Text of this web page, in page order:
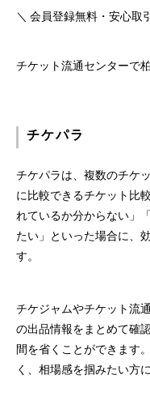
＼ 会員登録無料・安心取
チケット流通センターで
チケパラ
チケパラは、複数のチケ
に比較できるチケット比
れているか分からない」
たい」といった場合に、
す。
チケジャムやチケット流
の出品情報をまとめて確
間を省くことができます
く、相場感を掴みたい方